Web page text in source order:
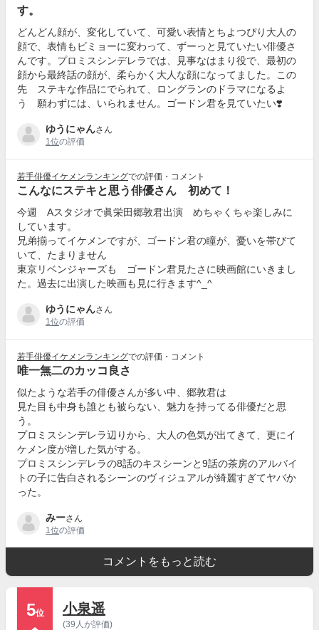
す。
どんどん顔が、変化していて、可愛い表情とちよつぴり大人の
顔で、表情もビミョーに変わって、ずーっと見ていたい俳優さ
んです。プロミスシンデレラでは、見事なはまり役で、最初の
顔から最終話の顔が、柔らかく大人な顔になってました。この
先 ステキな作品にでられて、ロングランのドラマになるよ
う 願わずには、いられません。ゴードン君を見ていたい❣️
ゆうにゃんさん
1位の評価
若手俳優イケメンランキングでの評価・コメント
こんなにステキと思う俳優さん 初めて！
今週 Aスタジオで眞栄田郷敦君出演 めちゃくちゃ楽しみに
しています。
兄弟揃ってイケメンですが、ゴードン君の瞳が、憂いを帯びて
いて、たまりません
東京リベンジャーズも ゴードン君見たさに映画館にいきまし
た。過去に出演した映画も見に行きます^_^
ゆうにゃんさん
1位の評価
若手俳優イケメンランキングでの評価・コメント
唯一無二のカッコ良さ
似たような若手の俳優さんが多い中、郷敦君は
見た目も中身も誰とも被らない、魅力を持ってる俳優だと思
う。
プロミスシンデレラ辺りから、大人の色気が出てきて、更にイ
ケメン度が増した気がする。
プロミスシンデレラの8話のキスシーンと9話の茶房のアルバイ
トの子に告白されるシーンのヴィジュアルが綺麗すぎてヤバか
った。
みーさん
1位の評価
コメントをもっと読む
5位 小泉遥
(39人が評価)